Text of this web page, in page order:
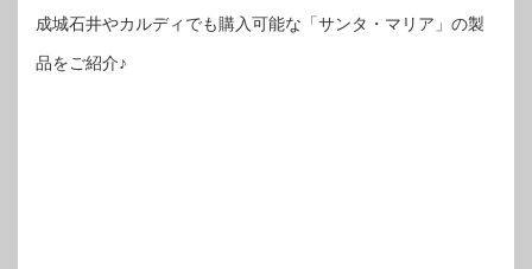
成城石井やカルディでも購入可能な「サンタ・マリア」の製
品をご紹介♪